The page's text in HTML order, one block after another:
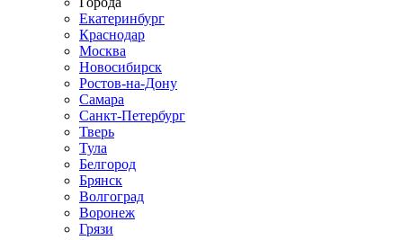
Екатеринбург
Краснодар
Москва
Новосибирск
Ростов-на-Дону
Самара
Санкт-Петербург
Тверь
Тула
Белгород
Брянск
Волгоград
Воронеж
Грязи